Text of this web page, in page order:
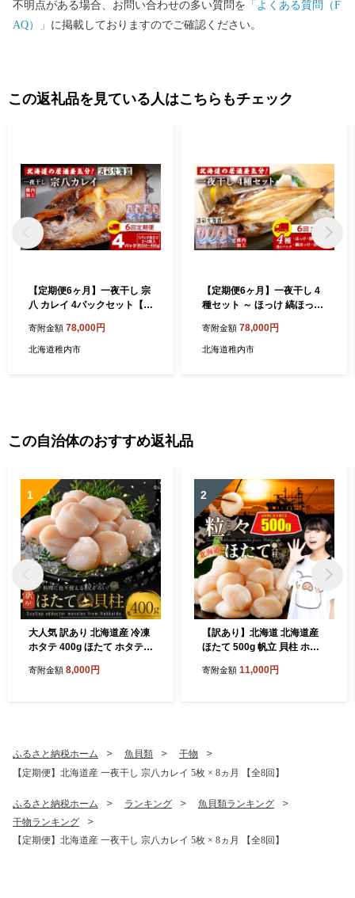
不明点がある場合、お問い合わせの多い質問を 「よくある質問（F
AQ）」 に掲載しておりますのでご確認ください。
この返礼品を見ている人はこちらもチェック
【定期便6ヶ月】一夜干し 宗
八 カレイ 4パックセット【北
寄附金額 78,000円
北海道稚内市
【定期便6ヶ月】一夜干し 4
種セット ～ ほっけ 縞ほっけ
酒屋気分】
寄附金額 78,000円
北海道稚内市
この自治体のおすすめ返礼品
1
大人気 訳あり 北海道産 冷凍
ホタテ 400g ほたて ホタテ
大粒 天然 海鮮 ランキング 大
寄附金額 8,000円
2
【訳あり】北海道 北海道産
ほたて 500g 帆立 貝柱 ホタ
寄附金額 11,000円
ふるさと納税ホーム 魚貝類
干物
【定期便】北海道産 一夜干し 宗八カレイ 5枚 × 8ヵ月 【全8回】
ふるさと納税ホーム ランキング
魚貝類ランキング
干物ランキング
【定期便】北海道産 一夜干し 宗八カレイ 5枚 × 8ヵ月 【全8回】